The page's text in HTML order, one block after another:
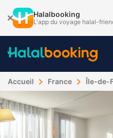
Halalbooking
L'app du voyage halal-
Accueil France Île-de-